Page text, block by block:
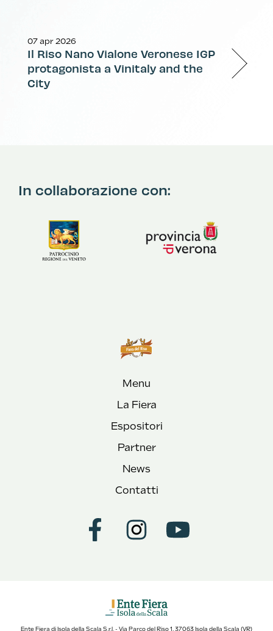
07 apr 2026
Il Riso Nano Vialone Veronese IGP
protagonista a Vinitaly and the
City
In collaborazione con:
Menu
La Fiera
Espositori
Partner
News
Contatti
Ente Fiera di Isola della Scala S.r.l. - Via Parco del Riso 1, 37063 Isola della Scala (VR)